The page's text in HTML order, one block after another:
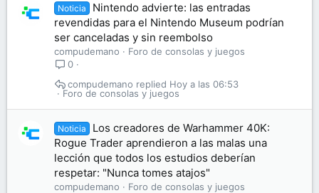
Noticia
Nintendo advierte: las entradas
revendidas para el Nintendo Museum podrían
ser canceladas y sin reembolso
compudemano
Foro de consolas y juegos
0
Foro de consolas y juegos
Hoy a las 06:53
compudemano
Noticia
Los creadores de Warhammer 40K:
Rogue Trader aprendieron a las malas una
lección que todos los estudios deberían
respetar: "Nunca tomes atajos"
compudemano
Foro de consolas y juegos